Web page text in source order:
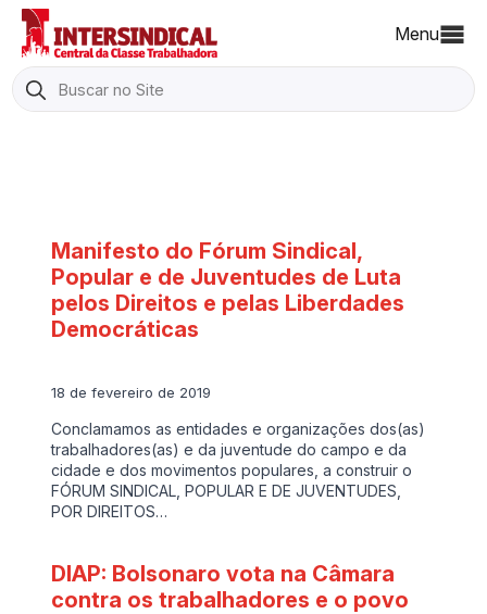
Menu
Search
for:
Manifesto do Fórum Sindical,
Popular e de Juventudes de Luta
pelos Direitos e pelas Liberdades
Democráticas
18 de fevereiro de 2019
Conclamamos as entidades e organizações dos(as)
trabalhadores(as) e da juventude do campo e da
cidade e dos movimentos populares, a construir o
FÓRUM SINDICAL, POPULAR E DE JUVENTUDES,
POR DIREITOS…
DIAP: Bolsonaro vota na Câmara
contra os trabalhadores e o povo